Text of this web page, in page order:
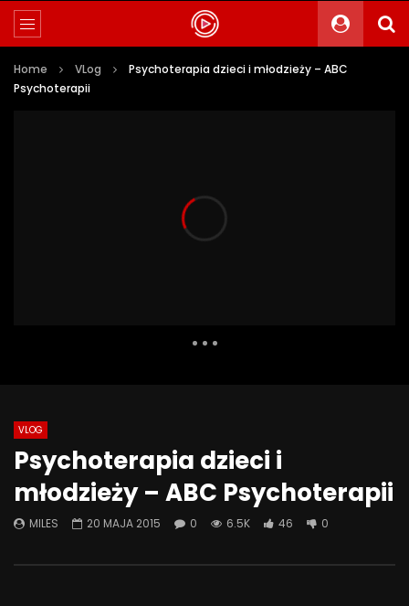
Home VLog
Psychoterapia dzieci i młodzieży – ABC
Psychoterapii
Psychoterapia czy farmakoterapia
– co wybiera PSYCHIATRA? | Misja
Co możemy zrobić,
była miejscem
rozmowa o
VLOG
Psychoterapia dzieci i
młodzieży – ABC Psychoterapii
MILES 20 MAJA 2015 0 6.5K 46 0